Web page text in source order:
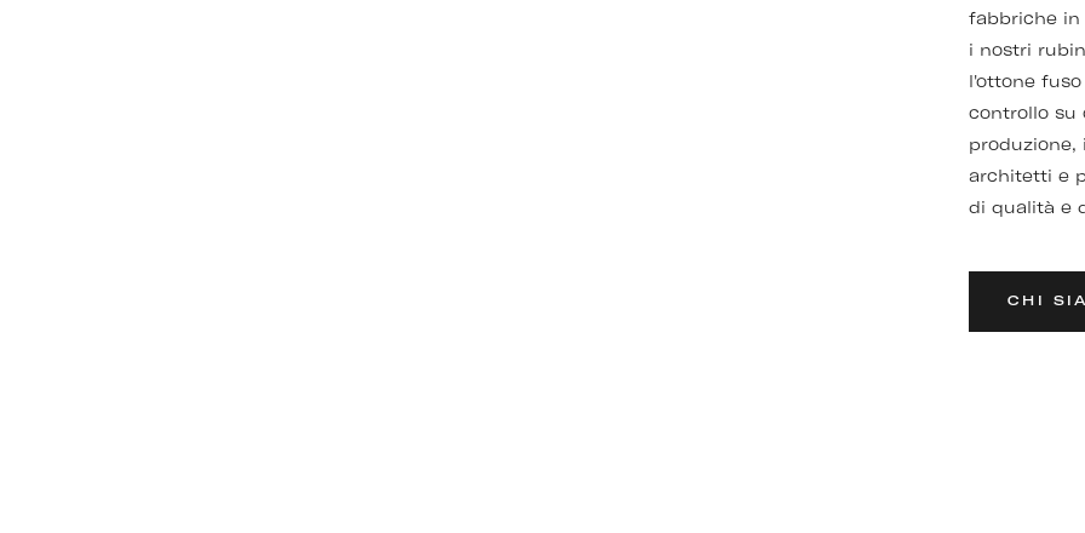
fabbriche in
i nostri
l'ottone
controllo su
produzione,
architetti e
di qualità e
CHI